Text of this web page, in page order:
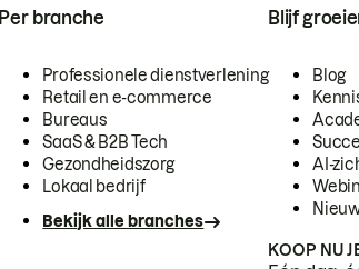
Per branche
Professionele dienstverlening
Retail en e-commerce
Bureaus
SaaS & B2B Tech
Gezondheidszorg
Lokaal bedrijf
Bekijk alle branches
Blijf
Blog
AI-
KOOP NU